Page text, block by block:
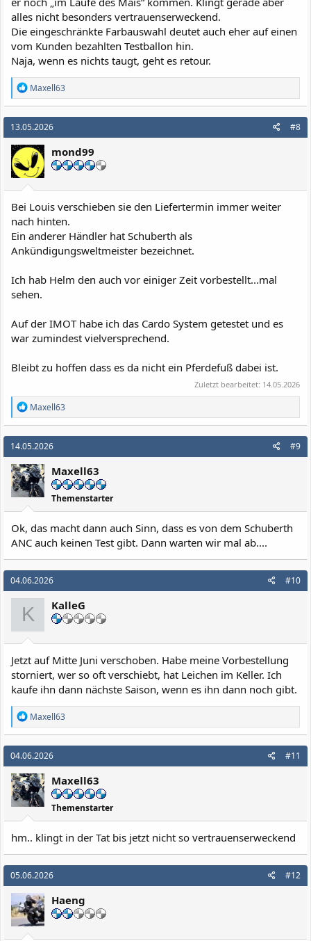
alles nicht besonders vertrauenserweckend.
Die eingeschränkte Farbauswahl deutet auch eher auf einen
vom Kunden bezahlten Testballon hin.
Naja, wenn es nichts taugt, geht es retour.
R
e
a
k
t
i
o
n
e
n
Maxell63
13.05.2026 #8
mond99
Bei Louis verschieben sie den Liefertermin immer weiter
nach hinten.
Ein anderer Händler hat Schuberth als
Ankündigungsweltmeister bezeichnet.
Ich hab Helm den auch vor einiger Zeit vorbestellt...mal
sehen.
Auf der IMOT habe ich das Cardo System getestet und es
war zumindest vielversprechend.
Bleibt zu hoffen dass es da nicht ein Pferdefuß dabei ist.
Zuletzt bearbeitet: 14.05.2026
R
e
a
k
t
i
o
n
e
n
Maxell63
14.05.2026 #9
Maxell63
Themenstarter
Ok, das macht dann auch Sinn, dass es von dem Schuberth
ANC auch keinen Test gibt. Dann warten wir mal ab....
04.06.2026 #10
K KalleG
Jetzt auf Mitte Juni verschoben. Habe meine Vorbestellung
storniert, wer so oft verschiebt, hat Leichen im Keller. Ich
kaufe ihn dann nächste Saison, wenn es ihn dann noch gibt.
R
e
a
k
t
i
o
n
e
n
Maxell63
04.06.2026 #11
Maxell63
Themenstarter
hm.. klingt in der Tat bis jetzt nicht so vertrauenserweckend
05.06.2026 #12
Haeng